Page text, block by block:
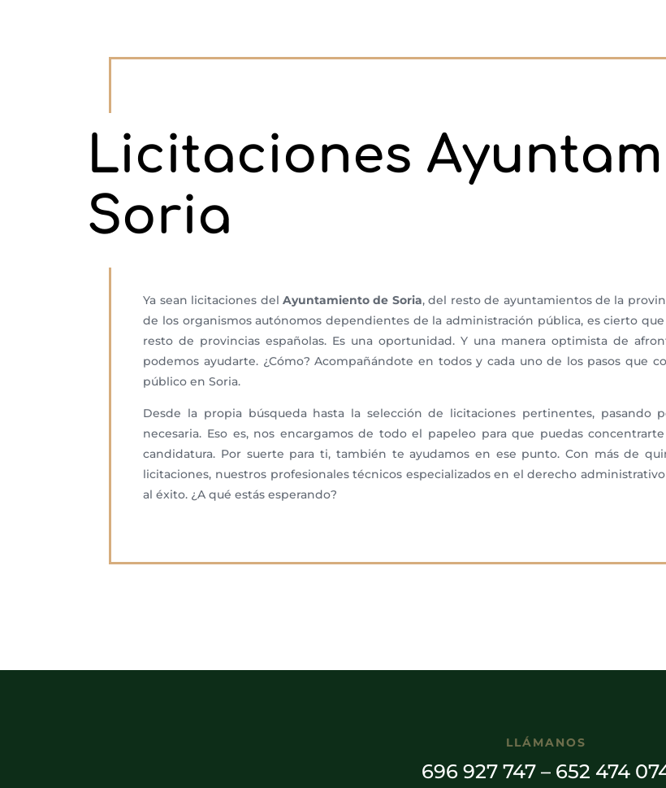
Licitaciones
Soria
Ya sean licitaciones delAyuntamiento de Soria, del resto de ayuntamientos de la
de los organismos autónomos dependientes de la administración pública, es cierto
resto de provincias españolas. Es una oportunidad. Y una manera optimista de
podemos ayudarte. ¿Cómo? Acompañándote en todos y cada uno de los pasos que
público en Soria.
Desde la propia búsqueda hasta la selección de licitaciones pertinentes, pasando
necesaria. Eso es, nos encargamos de todo el papeleo para que puedas
candidatura. Por suerte para ti, también te ayudamos en ese punto. Con más de
licitaciones, nuestros profesionales técnicos especializados en el derecho
al éxito. ¿A qué estás esperando?
LLÁMANOS
696 927 747– 652 474